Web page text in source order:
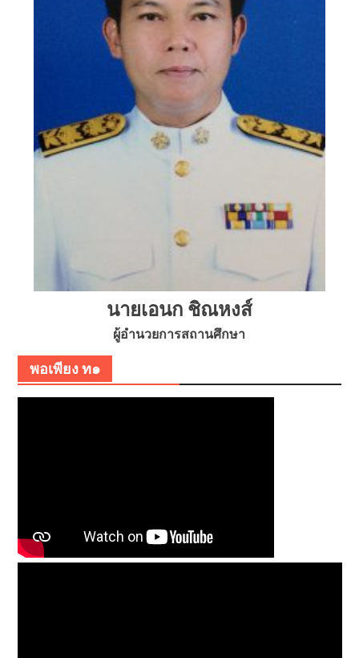
นายเอนก ชิณหงส์
ผู้อำนวยการสถานศึกษา
พอเพียง ท๑